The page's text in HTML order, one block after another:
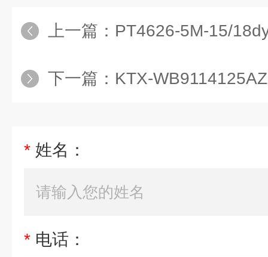
上一篇： PT4626-5M-15/18dynisco丹
下一篇： KTX-WB9114125AZZZZ
* 姓名：
* 电话：